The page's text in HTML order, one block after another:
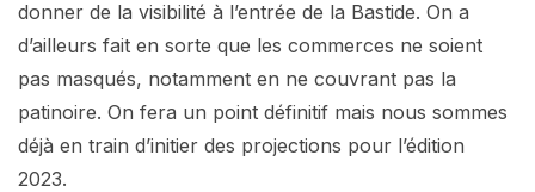
donner de la visibilité à l’entrée de la Bastide. On a
d’ailleurs fait en sorte que les commerces ne soient
pas masqués, notamment en ne couvrant pas la
patinoire. On fera un point définitif mais nous sommes
déjà en train d’initier des projections pour l’édition
2023.